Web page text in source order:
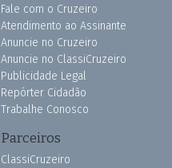
Fale com o Cruzeiro
Atendimento ao Assinante
Anuncie no Cruzeiro
Anuncie no ClassiCruzeiro
Publicidade Legal
Repórter Cidadão
Trabalhe Conosco
Parceiros
ClassiCruzeiro